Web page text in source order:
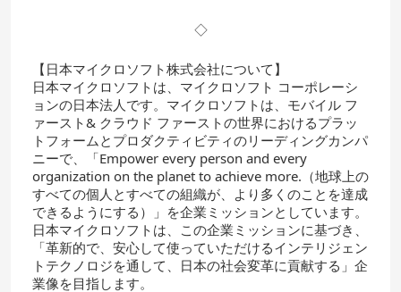
◇
【日本マイクロソフト株式会社について】
日本マイクロソフトは、マイクロソフト コーポレーシ
ョンの日本法人です。マイクロソフトは、モバイル フ
ァースト& クラウド ファーストの世界におけるプラッ
トフォームとプロダクティビティのリーディングカンパ
ニーで、「Empower every person and every
organization on the planet to achieve more.（地球上の
すべての個人とすべての組織が、より多くのことを達成
できるようにする）」を企業ミッションとしています。
日本マイクロソフトは、この企業ミッションに基づき、
「革新的で、安心して使っていただけるインテリジェン
トテクノロジを通して、日本の社会変革に貢献する」企
業像を目指します。